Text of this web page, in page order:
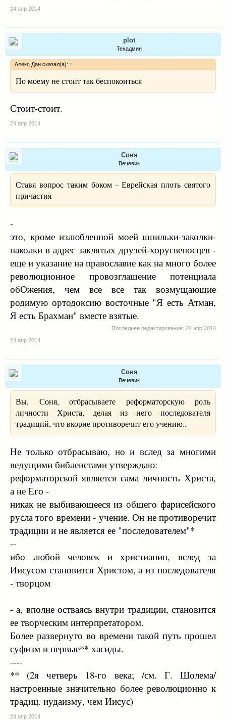
24 апр 2014
plot
Техадмин
Алекс Дан сказал(а): ↑
По моему не стоит так беспокоиться
Стоит-стоит.
24 апр 2014
Соня
Вечевик
Ставя вопрос таким боком - Еврейская плоть святого
причастия
-
это, кроме излюбленной моей шпильки-заколки-
наколки в адрес заклятых друзей-хоругвеносцев -
еще и указание на православие как на много более
революционное провозглашение потенциала
обОжения, чем все все так возмущающие
родимую ортодоксию восточные "Я есть Атман,
Я есть Брахман" вместе взятые.
Последнее редактирование: 24 апр 2014
24 апр 2014
Соня
Вечевик
Вы, Соня, отбрасываете реформаторскую роль
личности Христа, делая из него последователя
традиций, что вкорне противоречит его учению..
Не только отбрасываю, но и вслед за многими
ведущими библеистами утверждаю:
реформаторской является сама личность Христа,
а не Его -
никак не выбивающееся из общего фарисейского
русла того времени - учение. Он не противоречит
традиции и не является ее "последователем"*
--
ибо любой человек и христианин, вслед за
Иисусом становится Христом, а из последователя
- творцом
- а, вполне остваясь внутри традиции, становится
ее творческим интерпретатором.
Более развернуто во времени такой путь прошел
суфизм и первые** хасиды.
----
** (2я четверь 18-го века; /см. Г. Шолема/
настроенные значительно более революционно к
традиц. иудаизму, чем Иисус)
24 апр 2014